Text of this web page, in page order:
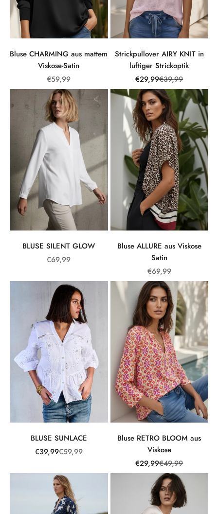
Bluse CHARMING aus mattem
Viskose-Satin
Angebot
€59,99
Strickpullover AIRY KNIT in
luftiger Strickoptik
Angebot
€29,99Regulärer Preis
€39,99
BLUSE SILENT GLOW
Angebot
€69,99
Bluse ALLURE aus Viskose
Satin
Angebot
€69,99
BLUSE SUNLACE
Angebot
€39,99Regulärer Preis
€59,99
Bluse RETRO BLOOM aus
Viskose
Angebot
€29,99Regulärer Preis
€49,99